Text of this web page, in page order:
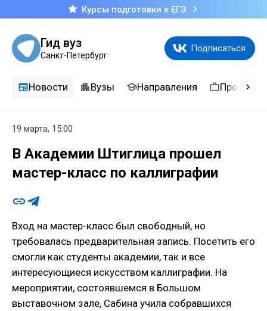
Курсы подготовки к ЕГЭ
Гид вуз
Санкт-Петербург
Подписаться
Новости Вузы Направления
19 марта, 15:00
В Академии Штиглица прошел
мастер-класс по каллиграфии
Вход на мастер-класс был свободный, но
требовалась предварительная запись. Посетить его
смогли как студенты академии, так и все
интересующиеся искусством каллиграфии. На
мероприятии, состоявшемся в Большом
выставочном зале, Сабина учила собравшихся